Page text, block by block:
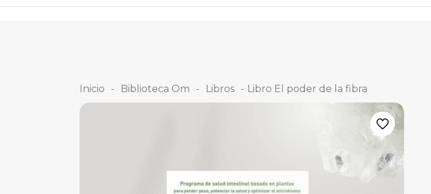
Inicio - Biblioteca Om - Libros - Libro El poder de la fibra